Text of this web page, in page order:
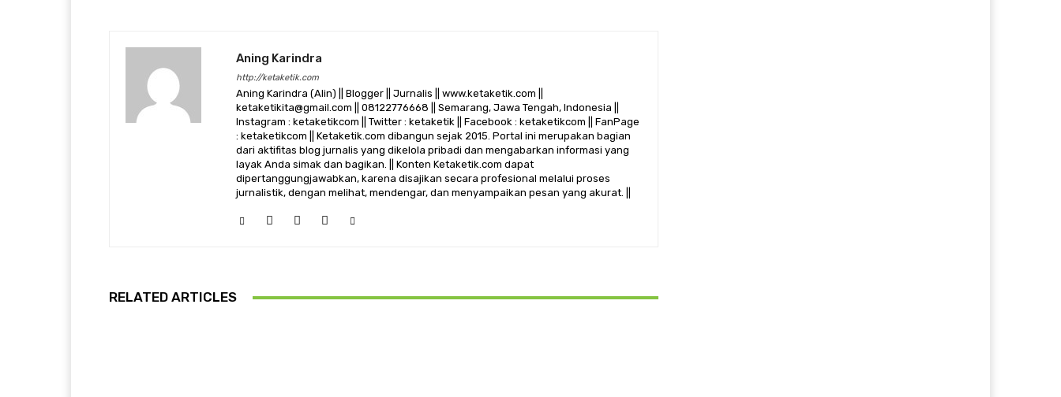
Aning Karindra
http://ketaketik.com
Aning Karindra (Alin) || Blogger || Jurnalis || www.ketaketik.com ||
ketaketikita@gmail.com || 08122776668 || Semarang, Jawa Tengah, Indonesia ||
Instagram : ketaketikcom || Twitter : ketaketik || Facebook : ketaketikcom || FanPage
: ketaketikcom || Ketaketik.com dibangun sejak 2015. Portal ini merupakan bagian
dari aktifitas blog jurnalis yang dikelola pribadi dan mengabarkan informasi yang
layak Anda simak dan bagikan. || Konten Ketaketik.com dapat
dipertanggungjawabkan, karena disajikan secara profesional melalui proses
jurnalistik, dengan melihat, mendengar, dan menyampaikan pesan yang akurat. ||
RELATED ARTICLES